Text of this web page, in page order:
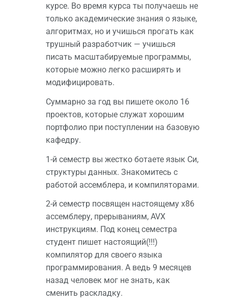
курсе. Во время курса ты получаешь не
только академические знания о языке,
алгоритмах, но и учишься прогать как
трушный разработчик — учишься
писать масштабируемые программы,
которые можно легко расширять и
модифицировать.
Суммарно за год вы пишете около 16
проектов, которые служат хорошим
портфолио при поступлении на базовую
кафедру.
1-й семестр вы жестко ботаете язык Си,
структуры данных. Знакомитесь с
работой ассемблера, и компиляторами.
2-й семестр посвящен настоящему x86
ассемблеру, прерываниям, AVX
инструкциям. Под конец семестра
студент пишет настоящий(!!!)
компилятор для своего языка
программирования. А ведь 9 месяцев
назад человек мог не знать, как
сменить раскладку.